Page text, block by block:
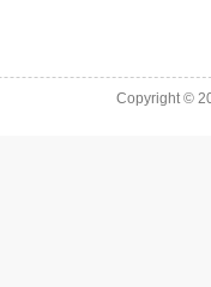
Copyright ©